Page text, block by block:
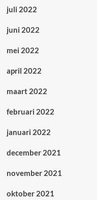
juli 2022
juni 2022
mei 2022
april 2022
maart 2022
februari 2022
januari 2022
december 2021
november 2021
oktober 2021